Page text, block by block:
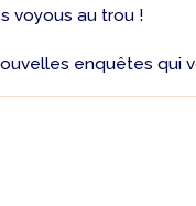
voyous au trou !
enquêtes qui